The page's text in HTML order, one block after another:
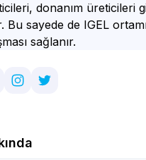
donanım
Bu sayede de IGEL
sağlanır.